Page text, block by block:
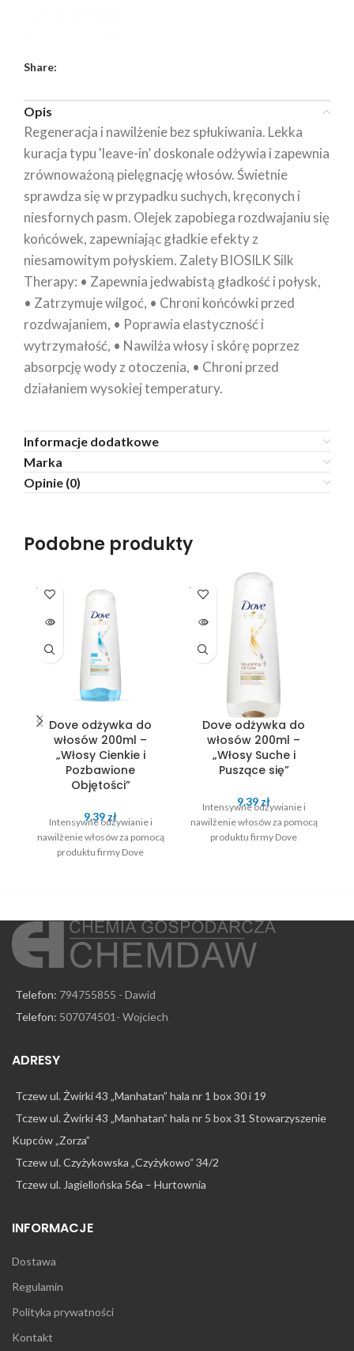
Share:
Opis
Regeneracja i nawilżenie bez spłukiwania. Lekka
kuracja typu 'leave-in’ doskonale odżywia i zapewnia
zrównoważoną pielęgnację włosów. Świetnie
sprawdza się w przypadku suchych, kręconych i
niesfornych pasm. Olejek zapobiega rozdwajaniu się
końcówek, zapewniając gładkie efekty z
niesamowitym połyskiem. Zalety BIOSILK Silk
Therapy: • Zapewnia jedwabistą gładkość i połysk,
• Zatrzymuje wilgoć, • Chroni końcówki przed
rozdwajaniem, • Poprawia elastyczność i
wytrzymałość, • Nawilża włosy i skórę poprzez
absorpcję wody z otoczenia, • Chroni przed
działaniem wysokiej temperatury.
Informacje dodatkowe
Marka
Opinie (0)
Podobne produkty
SOLD
OUT
Dove odżywka do
włosów 200ml –
„Włosy Cienkie i
Pozbawione
Objętości”
9.39zł
Intensywne odżywianie i
nawilżenie włosów za pomocą
produktu firmy Dove
SOLD
OUT
Dove odżywka do
włosów 200ml –
„Włosy Suche i
Puszące się”
9.39zł
Intensywne odżywianie i
nawilżenie włosów za pomocą
produktu firmy Dove
Telefon: 794755855 - Dawid
Telefon: 507074501- Wojciech
ADRESY
Tczew ul. Żwirki 43 „Manhatan” hala nr 1 box 30 i 19
Tczew ul. Żwirki 43 „Manhatan” hala nr 5 box 31 Stowarzyszenie
Kupców „Zorza”
Tczew ul. Czyżykowska „Czyżykowo” 34/2
Tczew ul. Jagiellońska 56a – Hurtownia
INFORMACJE
Dostawa
Regulamin
Polityka prywatności
Kontakt